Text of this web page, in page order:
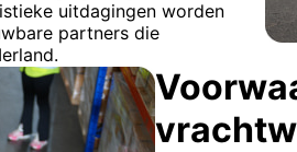
uitdagingen worden
partners die